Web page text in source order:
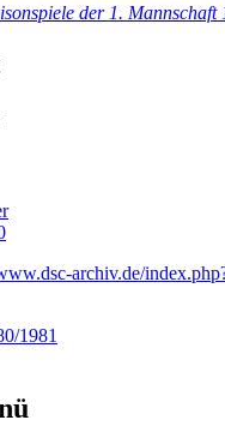
der 1. Mannschaft
archiv.de/
1981